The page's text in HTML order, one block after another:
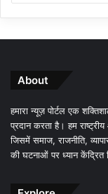
About
हमारा न्यूज़ पोर्टल एक
प्रदान करता है। हम
जिसमें समाज, राजनीति,
की घटनाओं पर ध्यान केंद्रित